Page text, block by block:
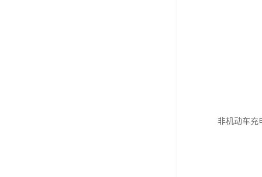
非机动车充